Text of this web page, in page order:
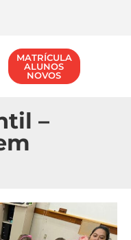
MATRÍCULA
ALUNOS
NOVOS
–